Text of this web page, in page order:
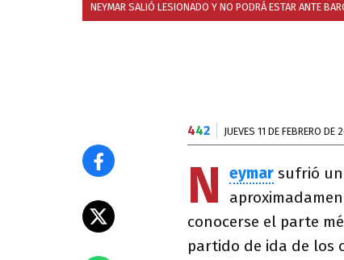
NEYMAR SALIÓ LESIONADO Y NO PODRÁ ESTAR ANTE
442 JUEVES 11 DE FEBRERO DE
N eymar sufrió
conocerse el parte
partido de ida de los